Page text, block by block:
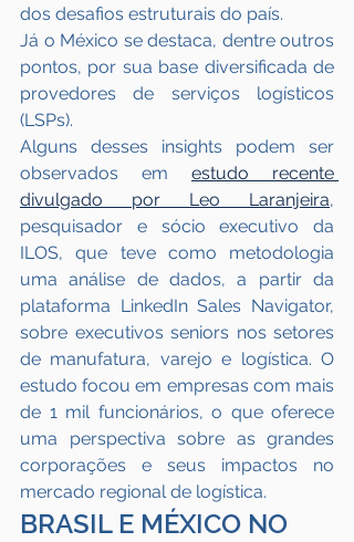
dos desafios estruturais do país.
Já o México se destaca, dentre outros
pontos, por sua base diversificada de
provedores de serviços logísticos
(LSPs).
Alguns desses insights podem ser
observados em estudo recente
divulgado por Leo Laranjeira,
pesquisador e sócio executivo da
ILOS, que teve como metodologia
uma análise de dados, a partir da
plataforma LinkedIn Sales Navigator,
sobre executivos seniors nos setores
de manufatura, varejo e logística. O
estudo focou em empresas com mais
de 1 mil funcionários, o que oferece
uma perspectiva sobre as grandes
corporações e seus impactos no
mercado regional de logística.
BRASIL E MÉXICO NO